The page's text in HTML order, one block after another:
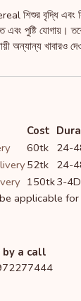
বৃদ্ধি এবং
পুষ্টি যোগায়।
অন্যান্য খাবারও
Cost
60tk 24-
52tk 24-
150tk3-4D
applicable
by a call